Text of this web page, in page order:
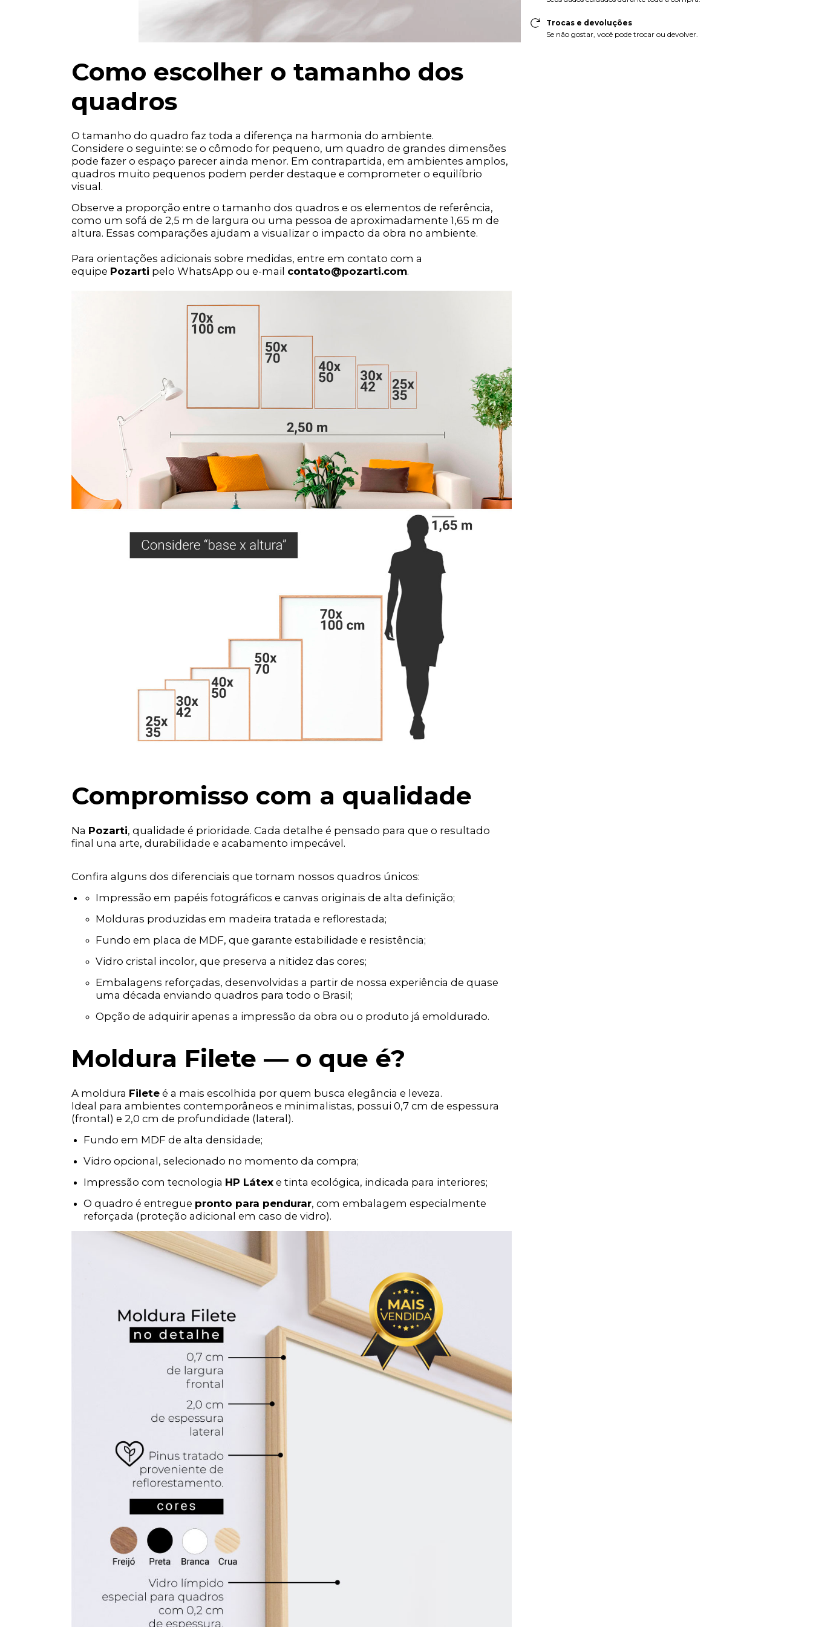
Como escolher o tamanho dos
quadros
O tamanho do quadro faz toda a diferença na harmonia do ambiente.
Considere o seguinte: se o cômodo for pequeno, um quadro de grandes dimensões
pode fazer o espaço parecer ainda menor. Em contrapartida, em ambientes amplos,
quadros muito pequenos podem perder destaque e comprometer o equilíbrio
visual.
Observe a proporção entre o tamanho dos quadros e os elementos de referência,
como um sofá de 2,5 m de largura ou uma pessoa de aproximadamente 1,65 m de
altura. Essas comparações ajudam a visualizar o impacto da obra no ambiente.
Para orientações adicionais sobre medidas, entre em contato com a
equipe Pozarti pelo WhatsApp ou e-mail contato@pozarti.com.
Compromisso com a qualidade
Na Pozarti, qualidade é prioridade. Cada detalhe é pensado para que o resultado
final una arte, durabilidade e acabamento impecável.
Confira alguns dos diferenciais que tornam nossos quadros únicos:
Impressão em papéis fotográficos e canvas originais de alta definição;
Molduras produzidas em madeira tratada e reflorestada;
Fundo em placa de MDF, que garante estabilidade e resistência;
Vidro cristal incolor, que preserva a nitidez das cores;
Embalagens reforçadas, desenvolvidas a partir de nossa experiência de quase
uma década enviando quadros para todo o Brasil;
Opção de adquirir apenas a impressão da obra ou o produto já emoldurado.
Moldura Filete — o que é?
A moldura Filete é a mais escolhida por quem busca elegância e leveza.
Ideal para ambientes contemporâneos e minimalistas, possui 0,7 cm de espessura
(frontal) e 2,0 cm de profundidade (lateral).
Fundo em MDF de alta densidade;
Vidro opcional, selecionado no momento da compra;
Impressão com tecnologia HP Látex e tinta ecológica, indicada para interiores;
O quadro é entregue pronto para pendurar, com embalagem especialmente
reforçada (proteção adicional em caso de vidro).
Trocas e devoluções
Se não gostar, você pode trocar ou devolver.